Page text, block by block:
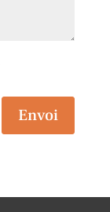
Envoi